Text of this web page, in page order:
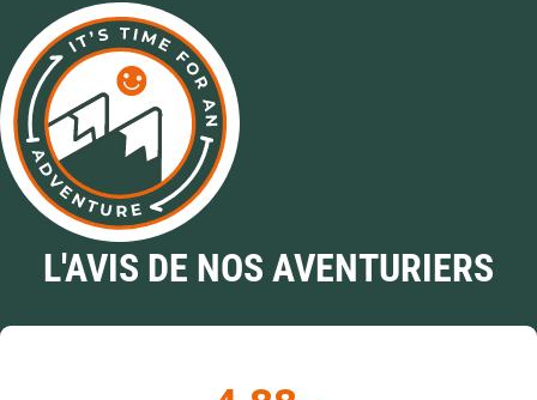
L'AVIS DE NOS AVENTURIERS